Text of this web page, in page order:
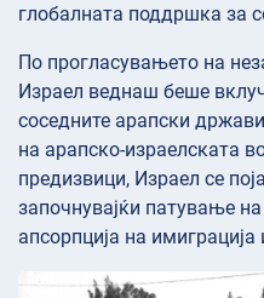
глобалната поддршка за
По прогласувањето на
Израел веднаш беше
соседните арапски
на арапско-израелската
предизвици, Израел се
започнувајќи патување
апсорпција на